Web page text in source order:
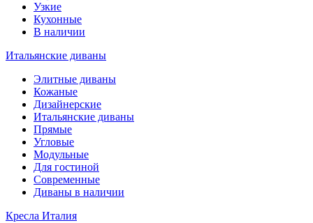
Узкие
Кухонные
В наличии
Итальянские диваны
Элитные диваны
Кожаные
Дизайнерские
Итальянские диваны
Прямые
Угловые
Модульные
Для гостиной
Современные
Диваны в наличии
Кресла Италия